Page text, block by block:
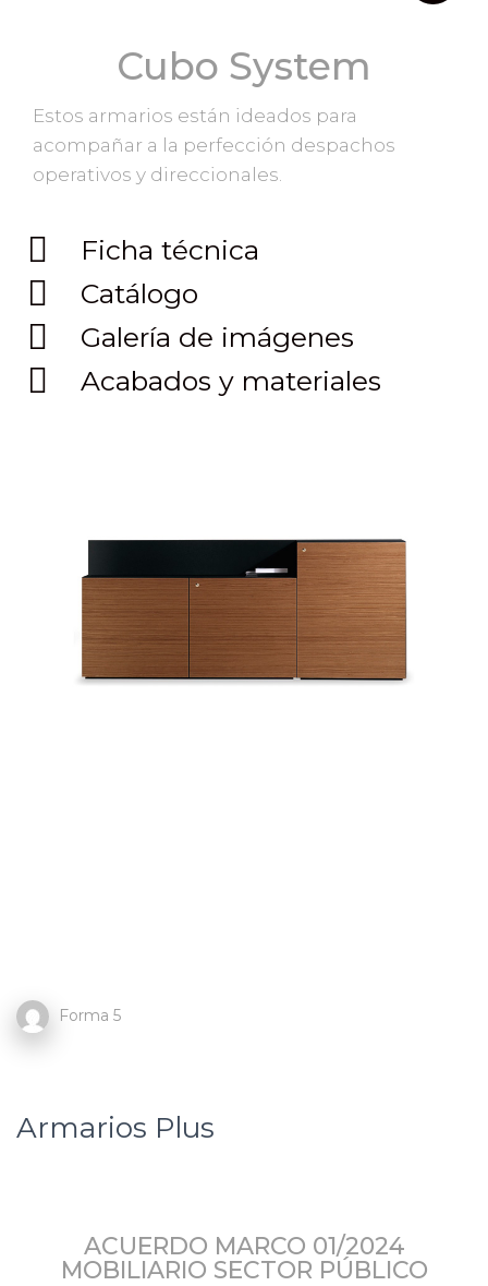
Cubo System
Estos armarios están ideados para
acompañar a la perfección despachos
operativos y direccionales.
Ficha técnica
Catálogo
Galería de imágenes
Acabados y materiales
Forma 5
Armarios Plus
ACUERDO MARCO 01/2024
MOBILIARIO SECTOR PÚBLICO